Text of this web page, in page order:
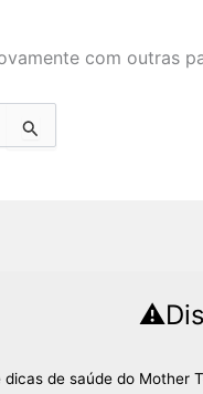
com outras
dicas de saúde do Mother